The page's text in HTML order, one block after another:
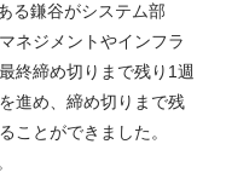
る鎌谷がシステム部
ネジメントやインフラ
終締め切りまで残り1週
進め、締め切りまで残
ことができました。